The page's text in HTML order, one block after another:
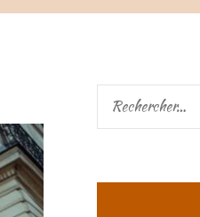
Rechercher :